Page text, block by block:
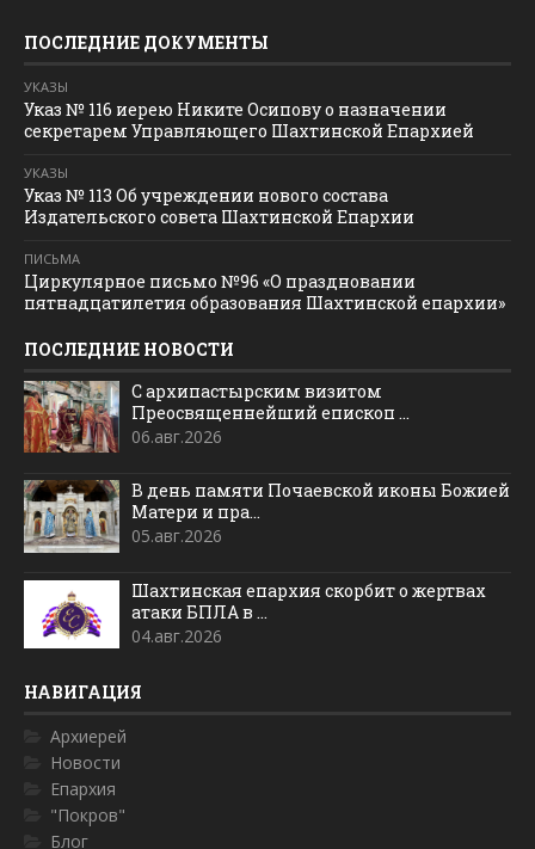
ПОСЛЕДНИЕ ДОКУМЕНТЫ
УКАЗЫ
Указ № 116 иерею Никите Осипову о назначении
секретарем Управляющего Шахтинской Епархией
УКАЗЫ
Указ № 113 Об учреждении нового состава
Издательского совета Шахтинской Епархии
ПИСЬМА
Циркулярное письмо №96 «О праздновании
пятнадцатилетия образования Шахтинской епархии»
ПОСЛЕДНИЕ НОВОСТИ
С архипастырским визитом
Преосвященнейший епископ ...
06.авг.2026
В день памяти Почаевской иконы Божией
Матери и пра...
05.авг.2026
Шахтинская епархия скорбит о жертвах
атаки БПЛА в ...
04.авг.2026
НАВИГАЦИЯ
Архиерей
Новости
Епархия
"Покров"
Блог